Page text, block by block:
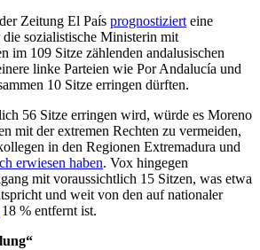
Zeitung El País prognostiziert eine
sozialistische Ministerin mit
im 109 Sitze zählenden andalusischen
linke Parteien wie Por Andalucía und
10 Sitze erringen dürften.
56 Sitze erringen wird, würde es Moreno
mit der extremen Rechten zu vermeiden,
in den Regionen Extremadura und
erwiesen haben. Vox hingegen
mit voraussichtlich 15 Sitzen, was etwa
und weit von den auf nationaler
18 % entfernt ist.